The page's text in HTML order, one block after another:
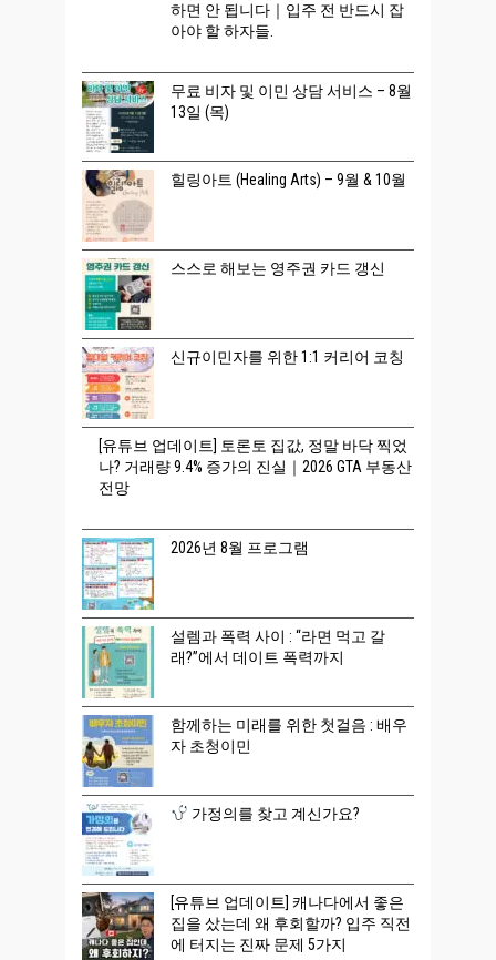
하면 안 됩니다｜입주 전 반드시 잡
아야 할 하자들.
무료 비자 및 이민 상담 서비스 – 8월
13일 (목)
힐링아트 (Healing Arts) – 9월 & 10월
스스로 해보는 영주권 카드 갱신
신규이민자를 위한 1:1 커리어 코칭
[유튜브 업데이트] 토론토 집값, 정말 바닥 찍었
나? 거래량 9.4% 증가의 진실｜2026 GTA 부동산
전망
2026년 8월 프로그램
설렘과 폭력 사이 : “라면 먹고 갈
래?”에서 데이트 폭력까지
함께하는 미래를 위한 첫걸음 : 배우
자 초청이민
가정의를 찾고 계신가요?
[유튜브 업데이트] 캐나다에서 좋은
집을 샀는데 왜 후회할까? 입주 직전
에 터지는 진짜 문제 5가지